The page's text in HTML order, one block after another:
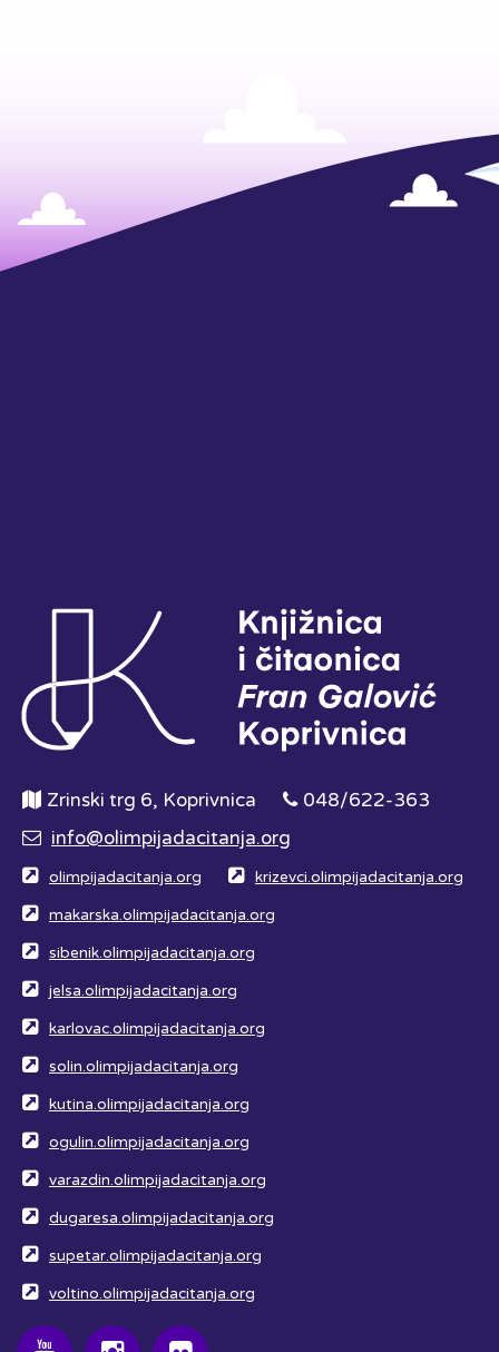
Zrinski trg 6, Koprivnica
048/622-363
info@olimpijadacitanja.org
olimpijadacitanja.org krizevci.olimpijadacitanja.org
makarska.olimpijadacitanja.org
sibenik.olimpijadacitanja.org
jelsa.olimpijadacitanja.org
karlovac.olimpijadacitanja.org
solin.olimpijadacitanja.org
kutina.olimpijadacitanja.org
ogulin.olimpijadacitanja.org
varazdin.olimpijadacitanja.org
dugaresa.olimpijadacitanja.org
supetar.olimpijadacitanja.org
voltino.olimpijadacitanja.org